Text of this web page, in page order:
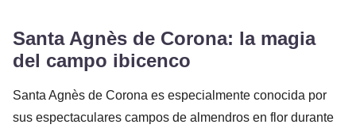
Santa Agnès de Corona: la magia
del campo ibicenco
Santa Agnès de Corona es especialmente conocida por
sus espectaculares campos de almendros en flor durante